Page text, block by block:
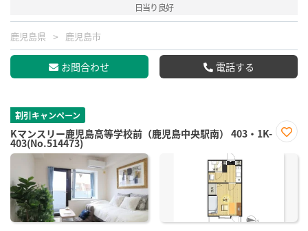
日当り良好
鹿児島県 鹿児島市
お問合わせ 電話する
割引キャンペーン
Kマンスリー鹿児島高等学校前（鹿児島中央駅南） 403・1K-
403(No.514473)
に入